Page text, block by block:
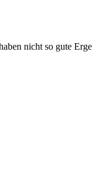
nicht so gute